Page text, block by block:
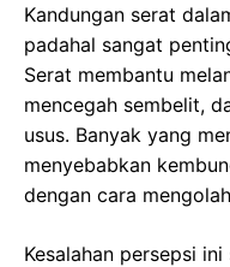
Kandungan serat
padahal sangat
Serat membantu
mencegah sembelit,
usus. Banyak yang
menyebabkan
dengan cara
Kesalahan persepsi